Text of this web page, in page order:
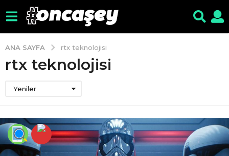
ANA SAYFA rtx teknolojisi
rtx teknolojisi
Yeniler